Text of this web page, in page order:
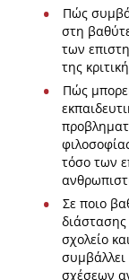
Πώς
στη
των
της
Πώς
τόσο των
Σε ποιο
σχολείο
σχέσεων